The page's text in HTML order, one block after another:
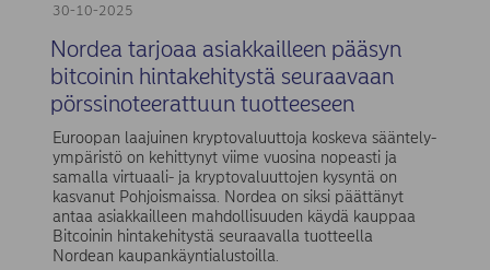
30-10-2025
Nordea tarjoaa asiakkailleen pääsyn
bitcoinin hintakehitystä seuraavaan
pörssinoteerattuun tuotteeseen
Euroopan laajuinen kryptovaluuttoja koskeva sääntely-
ympäristö on kehittynyt viime vuosina nopeasti ja
samalla virtuaali- ja kryptovaluuttojen kysyntä on
kasvanut Pohjoismaissa. Nordea on siksi päättänyt
antaa asiakkailleen mahdollisuuden käydä kauppaa
Bitcoinin hintakehitystä seuraavalla tuotteella
Nordean kaupankäyntialustoilla.